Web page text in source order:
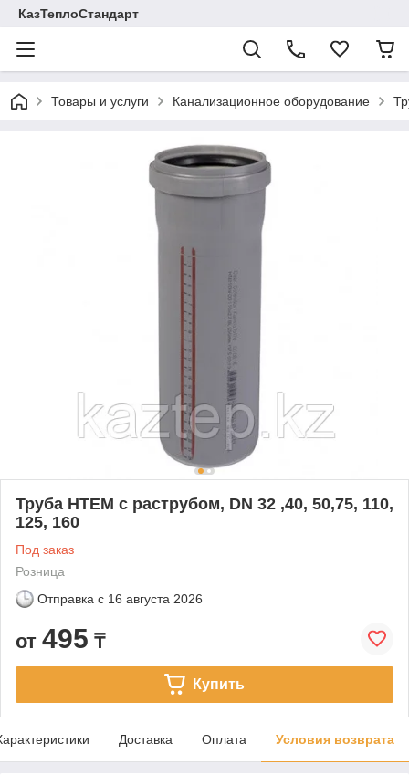
КазТеплоСтандарт
Товары и услуги Канализационное оборудование
Труба НТЕМ c раструбом, DN 32 ,40, 50,75, 110,
125, 160
Под заказ
Розница
Отправка с 16 августа 2026
от 495 ₸
Купить
Доставка Оплата Условия возврата